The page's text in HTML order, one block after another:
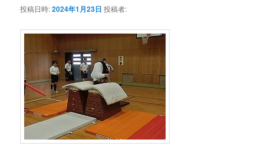
投稿日時:2024年1月23日 投稿者: